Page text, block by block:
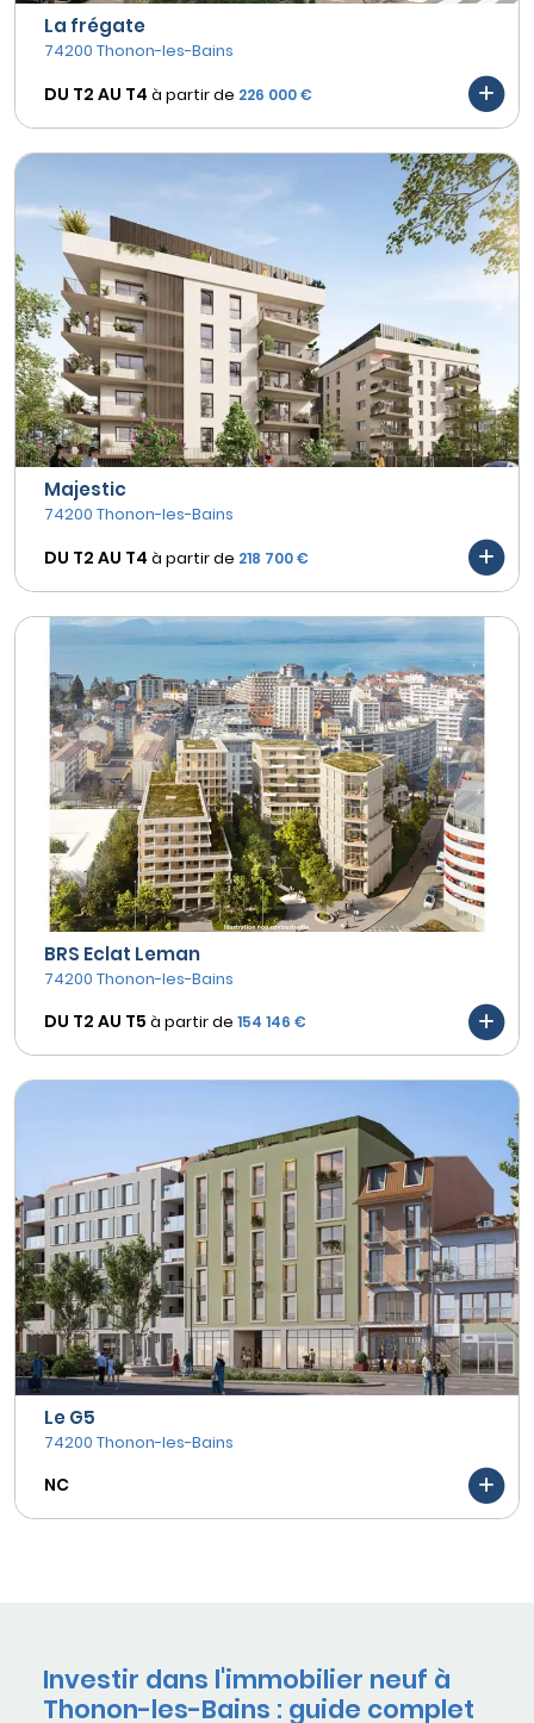
La frégate
74200 Thonon-les-Bains
DU T2 AU T4 à partir de 226 000 €
Majestic
74200 Thonon-les-Bains
DU T2 AU T4 à partir de 218 700 €
BRS Eclat Leman
74200 Thonon-les-Bains
DU T2 AU T5 à partir de 154 146 €
Le G5
74200 Thonon-les-Bains
NC
Investir dans l'immobilier neuf à
Thonon-les-Bains : guide complet